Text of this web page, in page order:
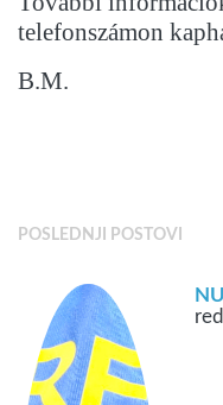
telefonszámon
B.M.
POSLEDNJI POSTOVI